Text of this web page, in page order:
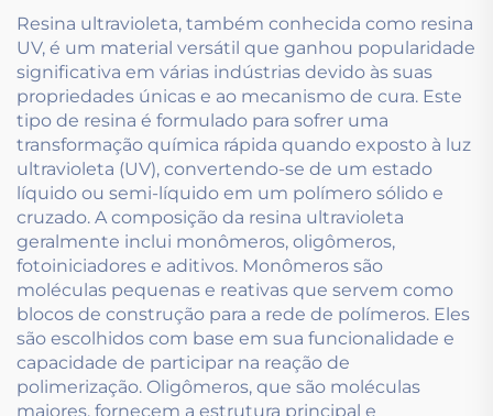
aplicação.
Resina ultravioleta, também conhecida como resina
UV, é um material versátil que ganhou popularidade
significativa em várias indústrias devido às suas
propriedades únicas e ao mecanismo de cura. Este
tipo de resina é formulado para sofrer uma
transformação química rápida quando exposto à luz
ultravioleta (UV), convertendo-se de um estado
líquido ou semi-líquido em um polímero sólido e
cruzado. A composição da resina ultravioleta
geralmente inclui monômeros, oligômeros,
fotoiniciadores e aditivos. Monômeros são
moléculas pequenas e reativas que servem como
blocos de construção para a rede de polímeros. Eles
são escolhidos com base em sua funcionalidade e
capacidade de participar na reação de
polimerização. Oligômeros, que são moléculas
maiores, fornecem a estrutura principal e